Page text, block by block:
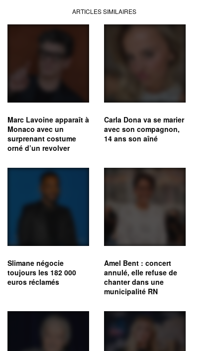
ARTICLES SIMILAIRES
Marc Lavoine apparaît à
Monaco avec un
surprenant costume
orné d’un revolver
Carla Dona va se marier
avec son compagnon,
14 ans son aîné
Slimane négocie
toujours les 182 000
euros réclamés
Amel Bent : concert
annulé, elle refuse de
chanter dans une
municipalité RN